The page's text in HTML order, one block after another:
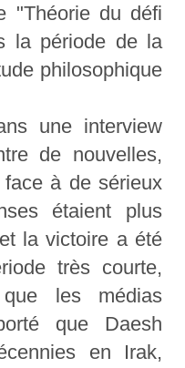
"Théorie du défi
la période de la
philosophique
une interview
de nouvelles,
à de sérieux
étaient plus
la victoire a été
très courte,
les médias
que Daesh
en Irak,